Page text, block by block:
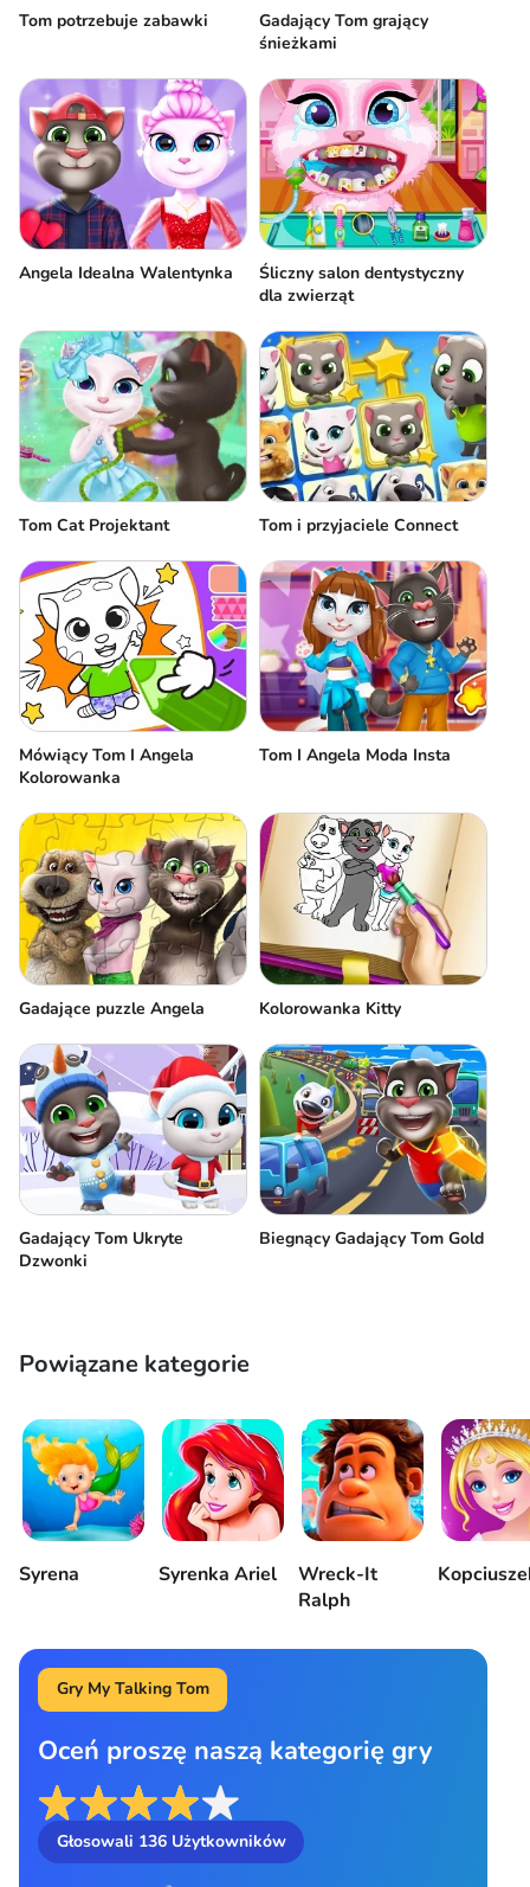
Tom potrzebuje zabawki
Gadający Tom grający
śnieżkami
Angela Idealna Walentynka
Śliczny salon dentystyczny
dla zwierząt
Tom Cat Projektant Tom i przyjaciele Connect
Mówiący Tom I Angela
Kolorowanka
Tom I Angela Moda Insta
Gadające puzzle Angela Kolorowanka Kitty
Gadający Tom Ukryte
Dzwonki
Biegnący Gadający Tom Gold
Powiązane kategorie
Syrena Syrenka Ariel
Wreck-It
Ralph
Gry My Talking Tom
Oceń proszę naszą kategorię gry
Głosowali 136Użytkowników